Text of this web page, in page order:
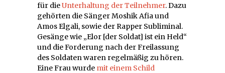
für dieUnterhaltung der Teilnehmer. Dazu
gehörten die Sänger Moshik Afia und
Amos Elgali, sowie der Rapper Subliminal.
Gesänge wie „Elor [der Soldat] ist ein Held“
und die Forderung nach der Freilassung
des Soldaten waren regelmäßig zu hören.
Eine Frau wurde mit einem Schild